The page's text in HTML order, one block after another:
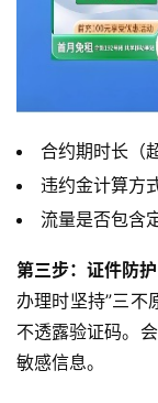
流
随
身
W
合约期时长（
违约金计算方
流量是否包含
第三步：证件防护
办理时坚持”三不
不透露验证码。
敏感信息。